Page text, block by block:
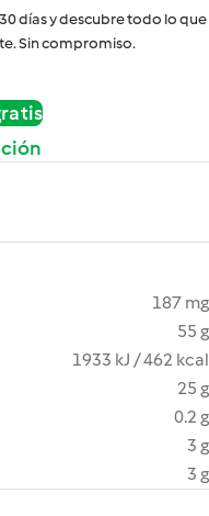
días y descubre todo lo que
Sin compromiso.
187 mg
55 g
1933 kJ / 462 kcal
25 g
0.2 g
3 g
3 g